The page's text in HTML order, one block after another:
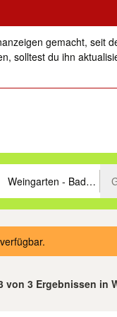
gemacht, seit
solltest du ihn
mit den Pfeiltasten
oder Ort eingeben.
von 3 Ergebnissen in